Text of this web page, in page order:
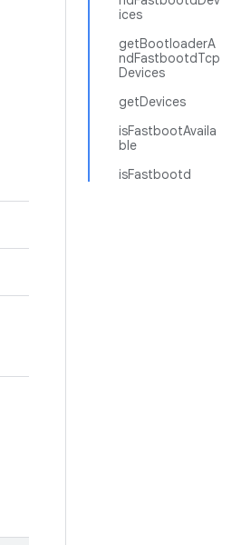
ices
getBootloaderA
ndFastbootdTcp
Devices
getDevices
isFastbootAvaila
ble
isFastbootd